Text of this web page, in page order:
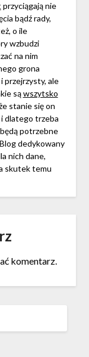
przyciągają nie
bądź rady,
o ile
wzbudzi
na nim
grona
przejrzysty, ale
sąwszytsko
stanie się on
dlatego trzeba
potrzebne
dedykowany
nich dane,
skutek temu
komentarz.